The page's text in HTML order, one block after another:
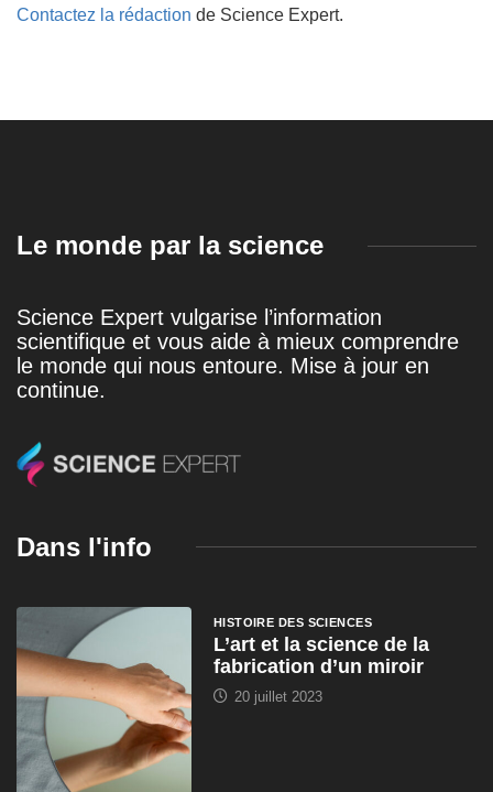
Contactez la rédaction de Science Expert.
Le monde par la science
Science Expert vulgarise l’information
scientifique et vous aide à mieux comprendre
le monde qui nous entoure. Mise à jour en
continue.
Dans l'info
HISTOIRE DES SCIENCES
L’art et la science de la
fabrication d’un miroir
20 juillet 2023